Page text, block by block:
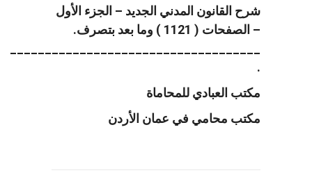
شرح القانون المدني الجديد – الجزء الأول
– الصفحات ( 1121 ) وما بعد بتصرف.
.
مكتب العبادي للمحاماة
مكتب محامي في عمان الأردن